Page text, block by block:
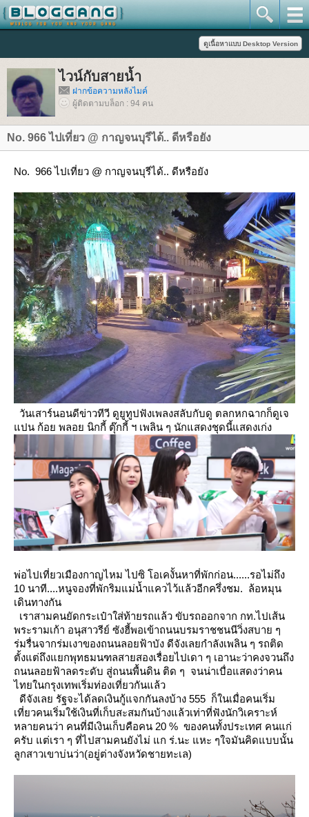
ไวน์กับสายน้ำ
ฝากข้อความหลังไมค์
ผู้ติดตามบล็อก : 94 คน
No. 966 ไปเที่ยว @ กาญจนบุรีได้.. ดีหรือยัง
No. 966 ไปเที่ยว @ กาญจนบุรีได้.. ดีหรือยัง
วันเสาร์นอนดีข่าวทีวี ดูยูทูปฟังเพลงสลับกับดู ตลกหกฉากก็ดูเจ
ปน ก้อย พลอย นิกกี้ ตุ๊กกี้ ฯ เพลิน ๆ นักแสดงชุดนี้แสดงเก่ง
พ่อไปเที่ยวเมืองกาญไหม ไปซิ อเคงั้นหาที่พักก่อน......รอไม่ถึง
10 นาที....หนูจองที่พักริมแม่น้ำแควไว้แล้วอีกครึ่งชม. ล้อหมุน
เดินทางกัน
เราสามคนยัดกระเป๋าใส่ท้ายรถแล้ว ขับรถออกจาก กท.ไปเส้น
พระรามเก้า อนุสาวรีย์ ซังฮี้พอเข้าถนนบรมราชชนนีวิ่งสบาย ๆ
ร่มรื่นจากร่มเงาของถนนลอยฟ้าบัง ดีจังเลยกำลังเพลิน ๆ รถติด
ตั้งแต่ถึงแยกพุทธมนฑลสายสองเรื่อยไปเดา ๆ เอานะว่าคงจวนถึง
ถนนลอยฟ้าลดระดับ สู่ถนนพื้นดิน ติด ๆ จนน่าเบื่อแสดงว่าคน
ไทยในกรุงเทพเริ่มท่องเที่ยวกันแล้ว
ดีจังเลย รัฐจะได้ลดเงินกู้แจกกันลงบ้าง 555 ก็ในเมื่อคนเริ่ม
เที่ยวคนเริ่มใช้เงินที่เก็บสะสมกันบ้างแล้วเท่าที่ฟังนักวิเคราะห์
หลายคนว่า คนที่มีเงินเก็บคือคน 20 % ของคนทั้งประเทศ คนแก่
ครับ ต่เรา ๆ ที่ไปสามคนยังไม่ แก ร่.นะ แหะ ๆใจมันคิดแบบนั้น
ลูกสาวเขาบ่นว่า(อยู่ต่างจังหวัดชายทะเล)